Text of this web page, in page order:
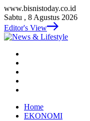
www.bisnistoday.co.id
Sabtu , 8 Agustus 2026
Editor's View
Home
EKONOMI